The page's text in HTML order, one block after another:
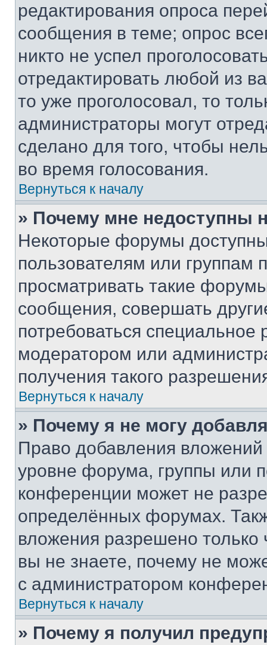
редактирования опроса
сообщения в теме; опрос
никто не успел
отредактировать любой из
то уже проголосовал, то
администраторы могут
сделано для того, чтобы
во время голосования.
Вернуться к началу
» Почему мне недоступны
Некоторые форумы
пользователям или группам
просматривать такие
сообщения, совершать
потребоваться
модератором или
получения такого
Вернуться к началу
» Почему я не могу
Право добавления
уровне форума, группы или
конференции может не
определённых форумах.
вложения разрешено
вы не знаете, почему не
с администратором
Вернуться к началу
» Почему я получил